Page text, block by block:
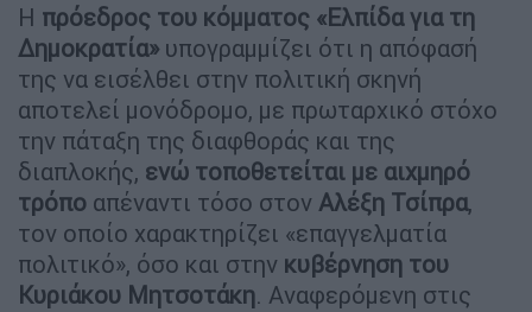
Η πρόεδρος του κόμματος «Ελπίδα για τη
Δημοκρατία» υπογραμμίζει ότι η απόφασή
της να εισέλθει στην πολιτική σκηνή
αποτελεί μονόδρομο, με πρωταρχικό στόχο
την πάταξη της διαφθοράς και της
διαπλοκής, ενώ τοποθετείται με αιχμηρό
τρόπο απέναντι τόσο στον Αλέξη Τσίπρα,
τον οποίο χαρακτηρίζει «επαγγελματία
πολιτικό», όσο και στην κυβέρνηση του
Κυριάκου Μητσοτάκη. Αναφερόμενη στις